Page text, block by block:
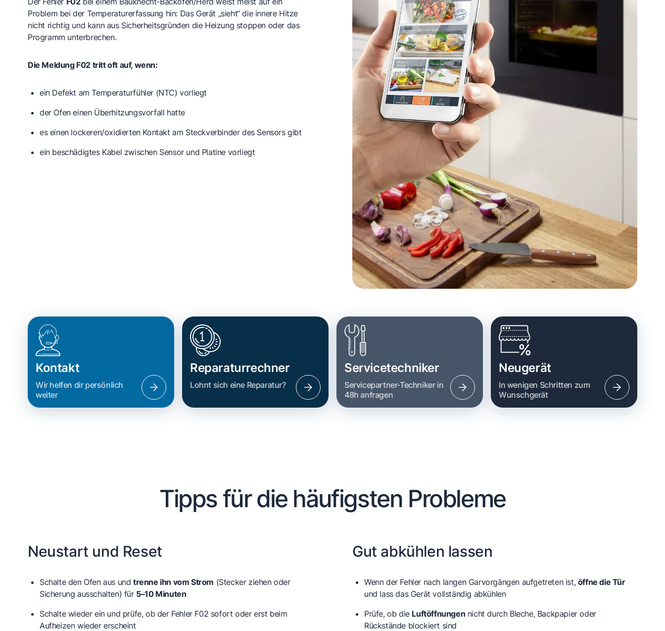
Problem bei der Temperaturerfassung hin: Das Gerät „sieht“ die innere Hitze
nicht richtig und kann aus Sicherheitsgründen die Heizung stoppen oder das
Programm unterbrechen.
Die Meldung F02 tritt oft auf, wenn:
ein Defekt am Temperaturfühler (NTC) vorliegt
der Ofen einen Überhitzungsvorfall hatte
es einen lockeren/oxidierten Kontakt am Steckverbinder des Sensors gibt
ein beschädigtes Kabel zwischen Sensor und Platine vorliegt
Kontakt
Wir helfen dir persönlich
weiter
Reparaturrechner
Lohnt sich eine Reparatur?
Servicetechniker
Servicepartner-Techniker in
48h anfragen
Neugerät
In wenigen Schritten zum
Wunschgerät
Tipps für die häufigsten Probleme
Neustart und Reset
Schalte den Ofen aus und trenne ihn vom Strom (Stecker ziehen oder
Sicherung ausschalten) für 5–10 Minuten
Schalte wieder ein und prüfe, ob der Fehler F02 sofort oder erst beim
Aufheizen wieder erscheint
Gut abkühlen lassen
Wenn der Fehler nach langen Garvorgängen aufgetreten ist, öffne die Tür
und lass das Gerät vollständig abkühlen
Prüfe, ob die Luftöffnungen nicht durch Bleche, Backpapier oder
Rückstände blockiert sind